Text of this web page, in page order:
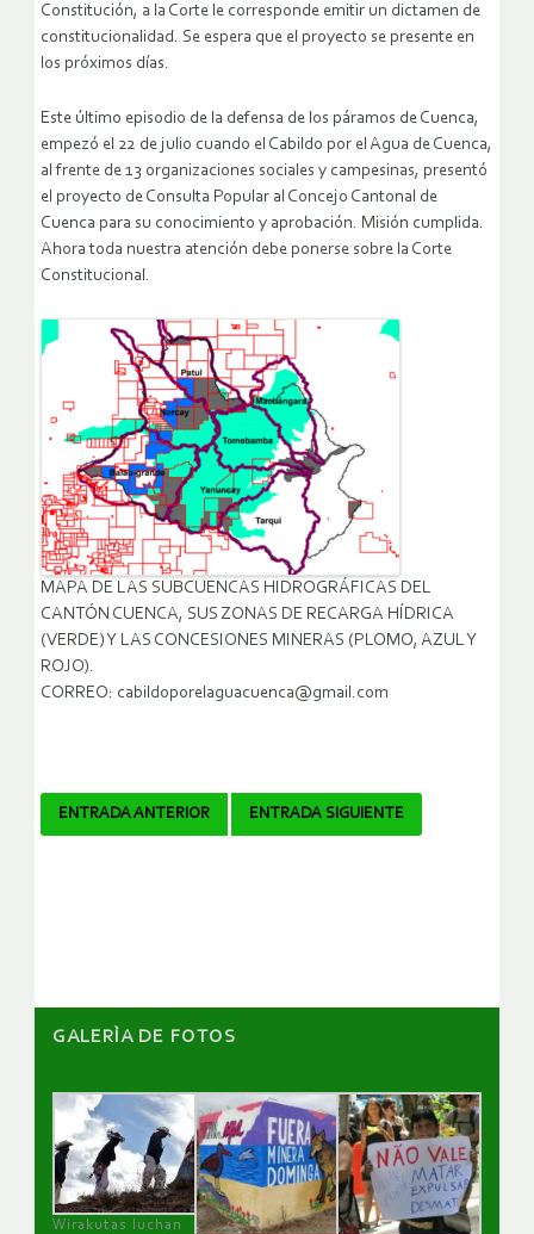
Constitución, a la Corte le corresponde emitir un dictamen de
constitucionalidad. Se espera que el proyecto se presente en
los próximos días.
Este último episodio de la defensa de los páramos de Cuenca,
empezó el 22 de julio cuando el Cabildo por el Agua de Cuenca,
al frente de 13 organizaciones sociales y campesinas, presentó
el proyecto de Consulta Popular al Concejo Cantonal de
Cuenca para su conocimiento y aprobación. Misión cumplida.
Ahora toda nuestra atención debe ponerse sobre la Corte
Constitucional.
MAPA DE LAS SUBCUENCAS HIDROGRÁFICAS DEL
CANTÓN CUENCA, SUS ZONAS DE RECARGA HÍDRICA
(VERDE) Y LAS CONCESIONES MINERAS (PLOMO, AZUL Y
ROJO).
CORREO: cabildoporelaguacuenca@gmail.com
Navegador
ENTRADA ANTERIOR ENTRADA SIGUIENTE
GALERÌA DE FOTOS
Wirakutas luchan